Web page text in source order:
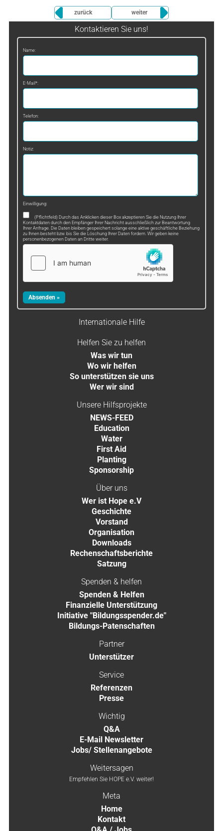
zurück weiter
Kontaktieren Sie uns!
Name:
E-Mail*:
Telefon:
Notiz:
Einwilligung:
(Pflichtfeld) Durch das Anklicken dieser Box akzeptieren Sie die Nutzung Ihrer
Kontaktdaten durch den Empfänger Ihrer Nachricht ausschließlich zur Beantwortung
Ihrer Anfrage. Die Daten bleiben gespeichert solange eine aktive geschäftliche Beziehung
zu Ihnen besteht bzw. bis Sie die Löschung Ihrer Daten fordern. Wir geben keine
personenbezogenen Daten an Dritte weiter.
Internationale Hilfe
Helfen Sie zu helfen
Was wir tun
Wo wir helfen
So unterstützen sie uns
Wer wir sind
Unsere Hilfsprojekte
NEWS-FEED
Education
Water
First Aid
Planting
Sponsorship
Über uns
Wer ist Hope e.V
Geschichte
Vorstand
Organisation
Downloads
Rechenschaftsberichte
Satzung
Spenden & helfen
Spenden & Helfen
Finanzielle Unterstützung
Initiative "Bildungsspender.de"
Bildungs-Patenschaften
Partner
Unterstützer
Service
Referenzen
Presse
Wichtig
Q&A
E-Mail Newsletter
Jobs/ Stellenangebote
Weitersagen
Empfehlen Sie HOPE e.V. weiter!
Meta
Home
Kontakt